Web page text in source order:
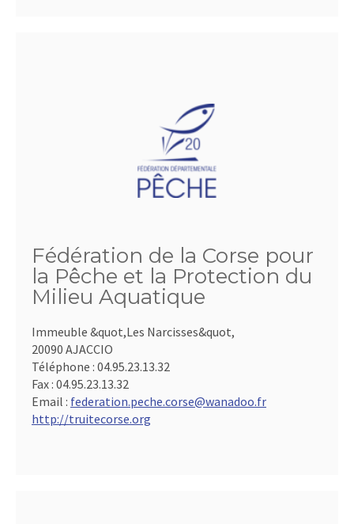
Fédération de la Corse pour
la Pêche et la Protection du
Milieu Aquatique
Immeuble &quot,Les Narcisses&quot,
20090 AJACCIO
Téléphone : 04.95.23.13.32
Fax : 04.95.23.13.32
Email : federation.peche.corse@wanadoo.fr
http://truitecorse.org